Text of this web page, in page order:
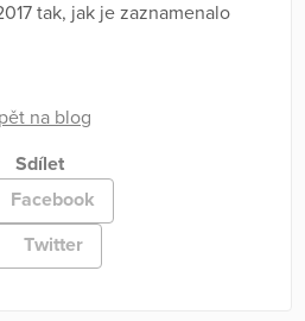
tak, jak je zaznamenalo
na blog
Sdílet
Facebook
Twitter